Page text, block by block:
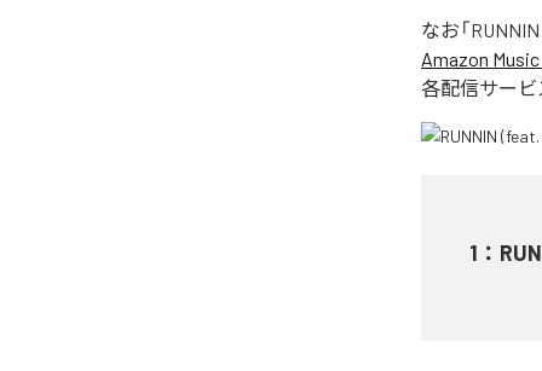
なお「
Amazon
各配信サービ
1 ：